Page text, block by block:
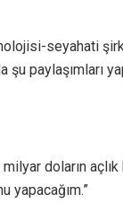
seyahati
paylaşımları
doların
yapacağım.”